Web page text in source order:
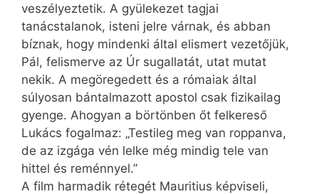
veszélyeztetik. A gyülekezet tagjai
tanácstalanok, isteni jelre várnak, és abban
bíznak, hogy mindenki által elismert vezetőjük,
Pál, felismerve az Úr sugallatát, utat mutat
nekik. A megöregedett és a rómaiak által
súlyosan bántalmazott apostol csak fizikailag
gyenge. Ahogyan a börtönben őt felkereső
Lukács fogalmaz: „Testileg meg van roppanva,
de az izgága vén lelke még mindig tele van
hittel és reménnyel.”
A film harmadik rétegét Mauritius képviseli,